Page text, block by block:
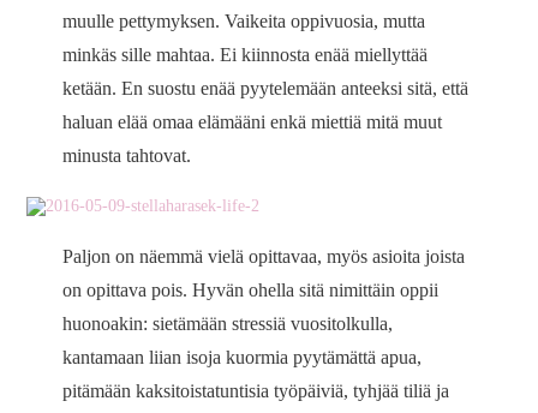
muulle pettymyksen. Vaikeita oppivuosia, mutta
minkäs sille mahtaa. Ei kiinnosta enää miellyttää
ketään. En suostu enää pyytelemään anteeksi sitä, että
haluan elää omaa elämääni enkä miettiä mitä muut
minusta tahtovat.
Paljon on näemmä vielä opittavaa, myös asioita joista
on opittava pois. Hyvän ohella sitä nimittäin oppii
huonoakin: sietämään stressiä vuositolkulla,
kantamaan liian isoja kuormia pyytämättä apua,
pitämään kaksitoistatuntisia työpäiviä, tyhjää tiliä ja